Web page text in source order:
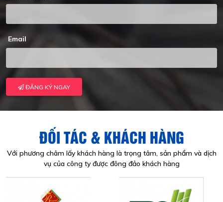
Email
ĐĂNG KÝ NGAY
ĐỐI TÁC & KHÁCH HÀNG
Với phương châm lấy khách hàng là trọng tâm, sản phẩm và dịch
vụ của công ty được đông đảo khách hàng